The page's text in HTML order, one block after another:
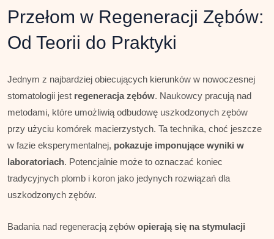
Przełom w Regeneracji Zębów:
Od Teorii do Praktyki
Jednym z najbardziej obiecujących kierunków w nowoczesnej
stomatologii jest regeneracja zębów. Naukowcy pracują nad
metodami, które umożliwią odbudowę uszkodzonych zębów
przy użyciu komórek macierzystych. Ta technika, choć jeszcze
w fazie eksperymentalnej, pokazuje imponujące wyniki w
laboratoriach. Potencjalnie może to oznaczać koniec
tradycyjnych plomb i koron jako jedynych rozwiązań dla
uszkodzonych zębów.
Badania nad regeneracją zębów opierają się na stymulacji